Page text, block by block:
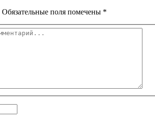
Обязательные поля помечены *